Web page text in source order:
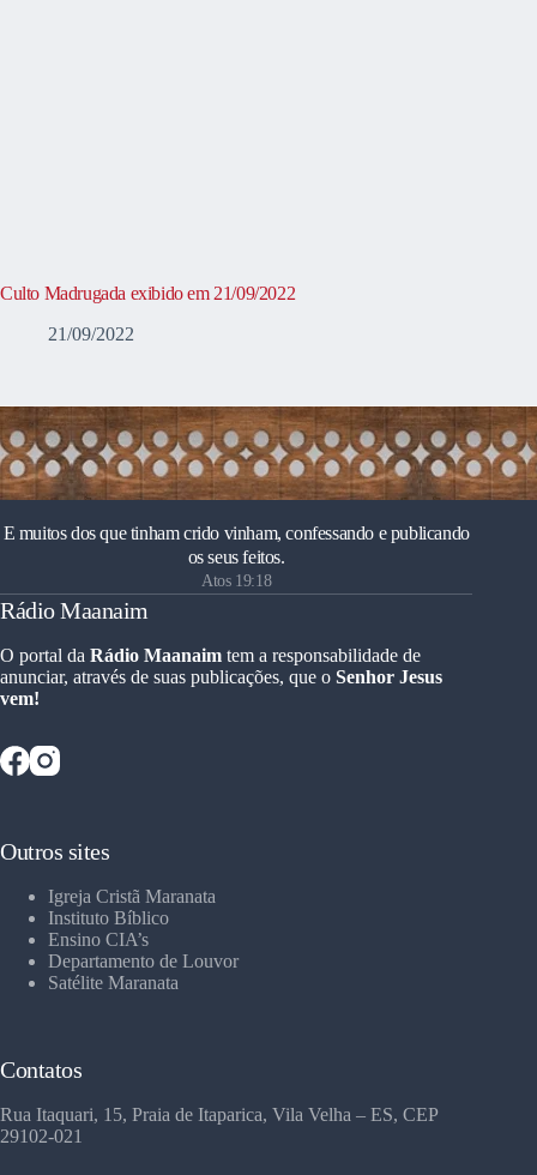
Culto Madrugada exibido em 21/09/2022
21/09/2022
E muitos dos que tinham crido vinham, confessando e publicando
os seus feitos.
Atos 19:18
Rádio Maanaim
O portal da Rádio Maanaim tem a responsabilidade de
anunciar, através de suas publicações, que o Senhor Jesus
vem!
Outros sites
Igreja Cristã Maranata
Instituto Bíblico
Ensino CIA’s
Departamento de Louvor
Satélite Maranata
Contatos
Rua Itaquari, 15, Praia de Itaparica, Vila Velha – ES, CEP
29102-021